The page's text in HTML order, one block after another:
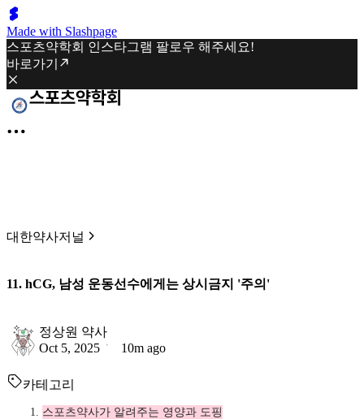
Made with Slashpage
스포츠약학회 인스타그램 팔로우 해주세요!
바로가기
대한약사저널
11. hCG, 남성 운동선수에게는 상시금지 '주의'
정상원 약사
Oct 5, 2025
10m ago
카테고리
스포츠약사가 알려주는 영양과 도핑